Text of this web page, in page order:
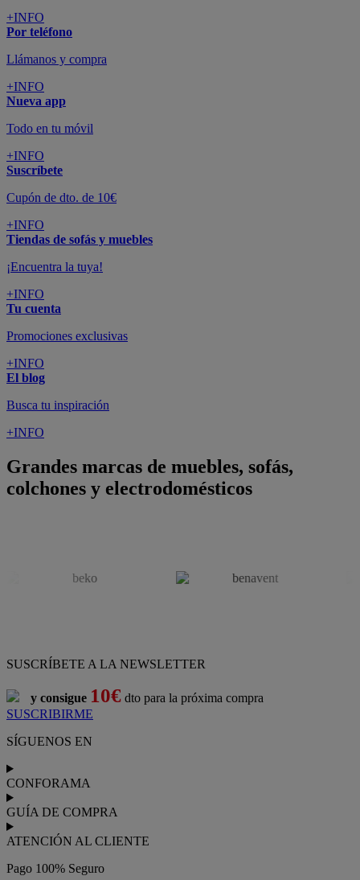
+INFO
Por teléfono
Llámanos y compra
+INFO
Nueva app
Todo en tu móvil
+INFO
Suscríbete
Cupón de dto. de 10€
+INFO
Tiendas de sofás y muebles
¡Encuentra la tuya!
+INFO
Tu cuenta
Promociones exclusivas
+INFO
El blog
Busca tu inspiración
+INFO
Grandes marcas de muebles, sofás,
colchones y electrodomésticos
SUSCRÍBETE A LA NEWSLETTER
y consigue 10€ dto para la próxima compra
SUSCRIBIRME
SÍGUENOS EN
CONFORAMA
GUÍA DE COMPRA
ATENCIÓN AL CLIENTE
Pago 100% Seguro